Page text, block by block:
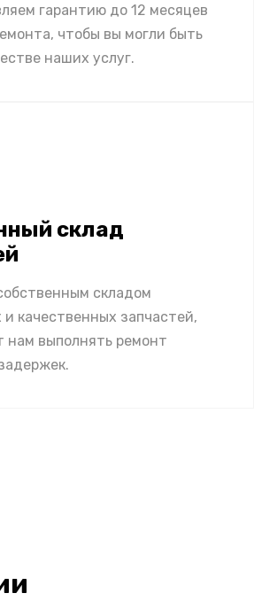
гарантию до 12 месяцев
чтобы вы могли быть
наших услуг.
склад
складом
и качественных запчастей,
нам выполнять ремонт